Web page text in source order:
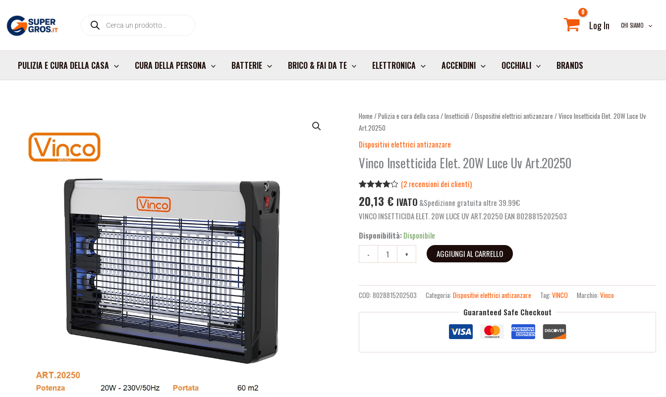
contenuto
search Log In CHI SIAMO
PULIZIA E CURA DELLA CASA CURA DELLA PERSONA BATTERIE BRICO & FAI DA TE ELETTRONICA ACCENDINI OCCHIALI BRANDS
Home /Pulizia e cura della casa/Insetticidi /Dispositivi elettrici antizanzare / Vinco Insetticida Elet. 20W Luce Uv
Art.20250
Dispositivi elettrici antizanzare
Vinco Insetticida Elet. 20W Luce Uv Art.20250
4.00
su
5 su
base di
(2 recensioni dei clienti)
20,13 € IVATO &Spedizione gratuita oltre 39.99€
VINCO INSETTICIDA ELET. 20W LUCE UV ART.20250 EAN 8028815202503
Disponibilità:Disponibile
-
Vinco
Insetticida
Elet.
20W
Luce
Art.20250
quantità
+ AGGIUNGI AL CARRELLO
COD:8028815202503 Categoria:Dispositivi elettrici antizanzare Tag:VINCO Marchio:Vinco
Guaranteed Safe Checkout